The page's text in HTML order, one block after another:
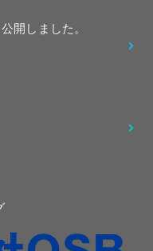
開しました。